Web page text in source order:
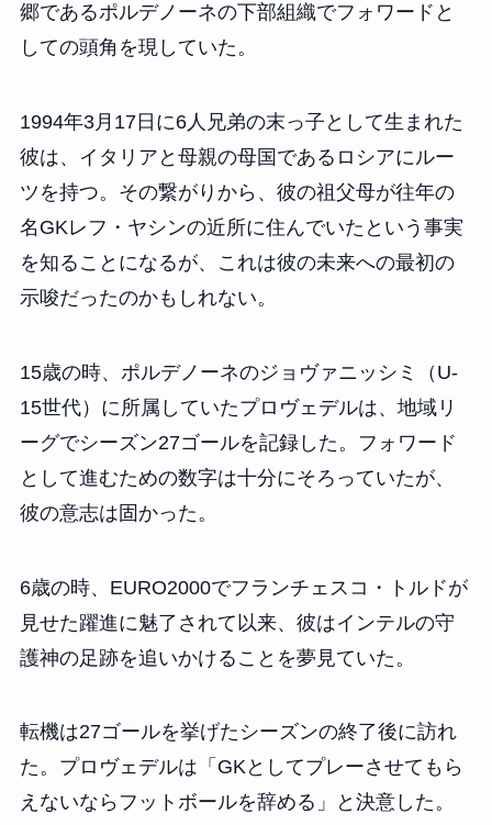
郷であるポルデノーネの下部組織でフォワードと
しての頭角を現していた。
1994年3月17日に6人兄弟の末っ子として生まれた
彼は、イタリアと母親の母国であるロシアにルー
ツを持つ。その繋がりから、彼の祖父母が往年の
名GKレフ・ヤシンの近所に住んでいたという事実
を知ることになるが、これは彼の未来への最初の
示唆だったのかもしれない。
15歳の時、ポルデノーネのジョヴァニッシミ（U-
15世代）に所属していたプロヴェデルは、地域リ
ーグでシーズン27ゴールを記録した。フォワード
として進むための数字は十分にそろっていたが、
彼の意志は固かった。
6歳の時、EURO2000でフランチェスコ・トルドが
見せた躍進に魅了されて以来、彼はインテルの守
護神の足跡を追いかけることを夢見ていた。
転機は27ゴールを挙げたシーズンの終了後に訪れ
た。プロヴェデルは「GKとしてプレーさせてもら
えないならフットボールを辞める」と決意した。